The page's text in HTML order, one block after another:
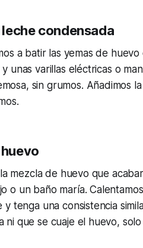
condensada
a batir las yemas de
unas varillas eléctricas o
sin grumos. Añadimos
mezcla de huevo que
o un baño maría.
y tenga una consistencia
ni que se cuaje el huevo,